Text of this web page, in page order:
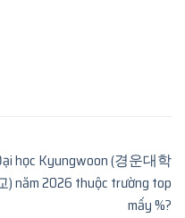
học Kyungwoon (경운대학
) năm 2026 thuộc trường top
mấy %?